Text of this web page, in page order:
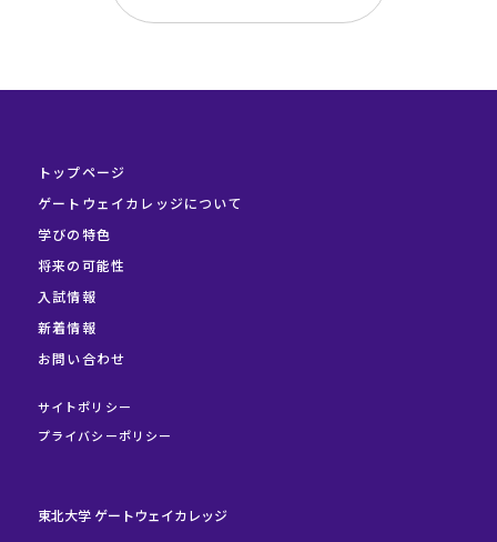
トップページ
ゲートウェイカレッジについて
学びの特色
将来の可能性
入試情報
新着情報
お問い合わせ
サイトポリシー
プライバシーポリシー
東北大学 ゲートウェイカレッジ